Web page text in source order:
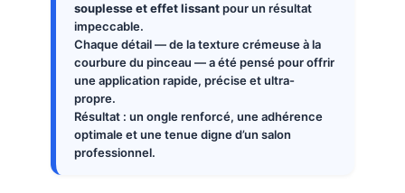
souplesse et effet lissantpour un résultat
impeccable.
Chaque détail — de la texture crémeuse à la
courbure du pinceau — a été pensé pour offrir
une application rapide, précise et ultra-
propre.
Résultat : un ongle renforcé, une adhérence
optimale et une tenue digne d’un salon
professionnel.